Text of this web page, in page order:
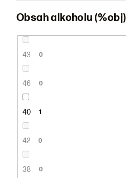
Obsah alkoholu (%obj)
43 0
46 0
40 1
42 0
38 0